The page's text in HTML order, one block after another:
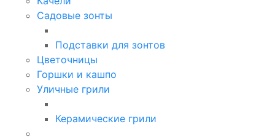
Садовые зонты
Подставки для зонтов
Цветочницы
Горшки и кашпо
Уличные грили
Керамические грили